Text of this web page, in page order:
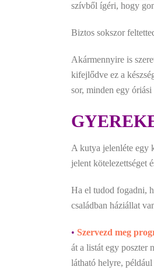
szívből ígéri, hogy
Biztos sokszor
Akármennyire is
kifejlődve ez a
sor, minden egy
A kutya jelenléte egy
jelent kötelezettséget
Ha el tudod fogadni,
családban háziállat
• Szervezd meg
át a listát egy poszter
látható helyre,